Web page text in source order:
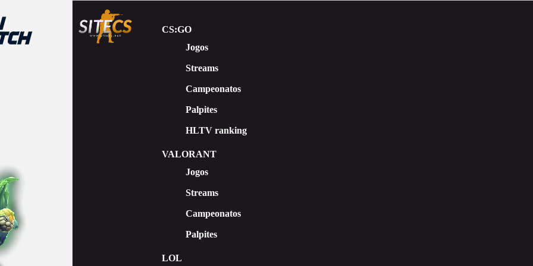
CS:GO
Jogos
Streams
Сampeonatos
Palpites
HLTV ranking
VALORANT
Jogos
Streams
Campeonatos
Palpites
LOL